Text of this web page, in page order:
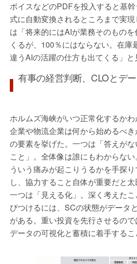
ボイスなどのPDFを投入すると基
式に自動変換されるところまで実
は「将来的にはAIが業務そのもの
くるが、100％にはならない。在庫
違うAIの活躍の仕方も出てくる」と
有事の経営判断、CLOとデ
ホルムズ海峡がいつ正常化するか
企業や物流企業は何から始めるべ
の要素を挙げた。一つは「答えが
こと」。全体像は誰にもわからな
ういう痛みが起こりうるかを手探
し、協力すること自体が重要だと
一つは「見える化」。深く考えた
びつけるには、SCの状態がデータ
がある。重い投資を先行させるので
データの可視化と蓄積に着手するこ